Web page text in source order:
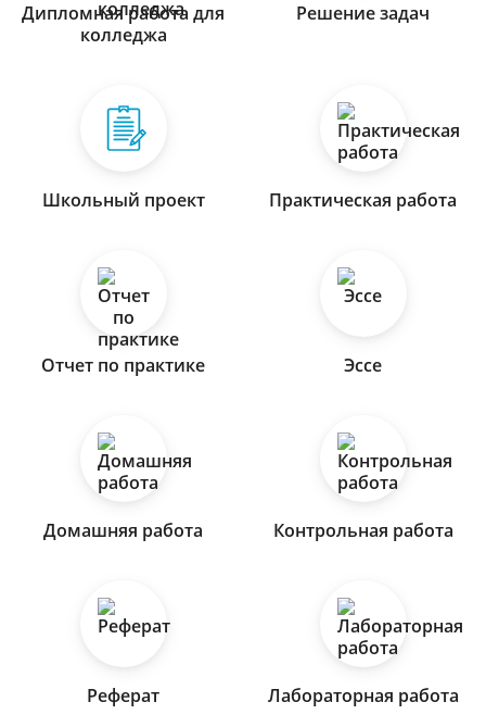
Дипломная работа для
колледжа
Решение задач
Школьный проект Практическая работа
Отчет по практике Эссе
Домашняя работа Контрольная работа
Реферат Лабораторная работа